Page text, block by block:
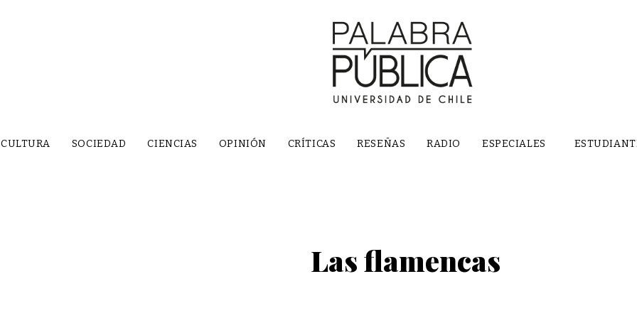
CULTURA SOCIEDAD CIENCIAS OPINIÓN CRÍTICAS RESEÑAS RADIO ESPECIALES
Las flamencas